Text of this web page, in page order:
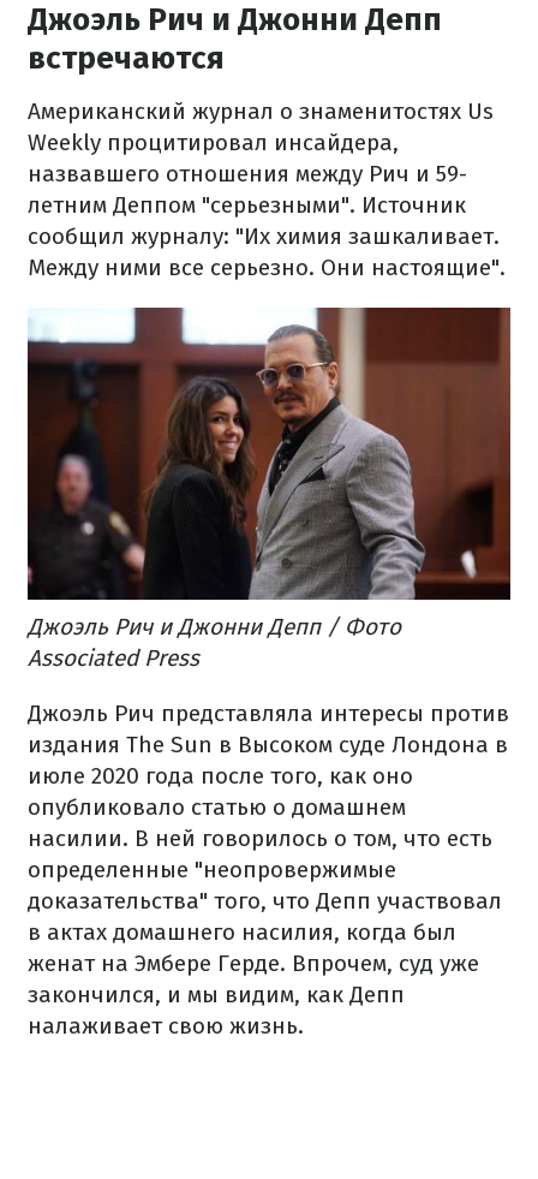
Джоэль Рич и Джонни Депп
встречаются
Американский журнал о знаменитостях Us
Weekly процитировал инсайдера,
назвавшего отношения между Рич и 59-
летним Деппом "серьезными". Источник
сообщил журналу: "Их химия зашкаливает.
Между ними все серьезно. Они настоящие".
Джоэль Рич и Джонни Депп / Фото
Associated Press
Джоэль Рич представляла интересы против
издания The Sun в Высоком суде Лондона в
июле 2020 года после того, как оно
опубликовало статью о домашнем
насилии. В ней говорилось о том, что есть
определенные "неопровержимые
доказательства" того, что Депп участвовал
в актах домашнего насилия, когда был
женат на Эмбере Герде. Впрочем, суд уже
закончился, и мы видим, как Депп
налаживает свою жизнь.